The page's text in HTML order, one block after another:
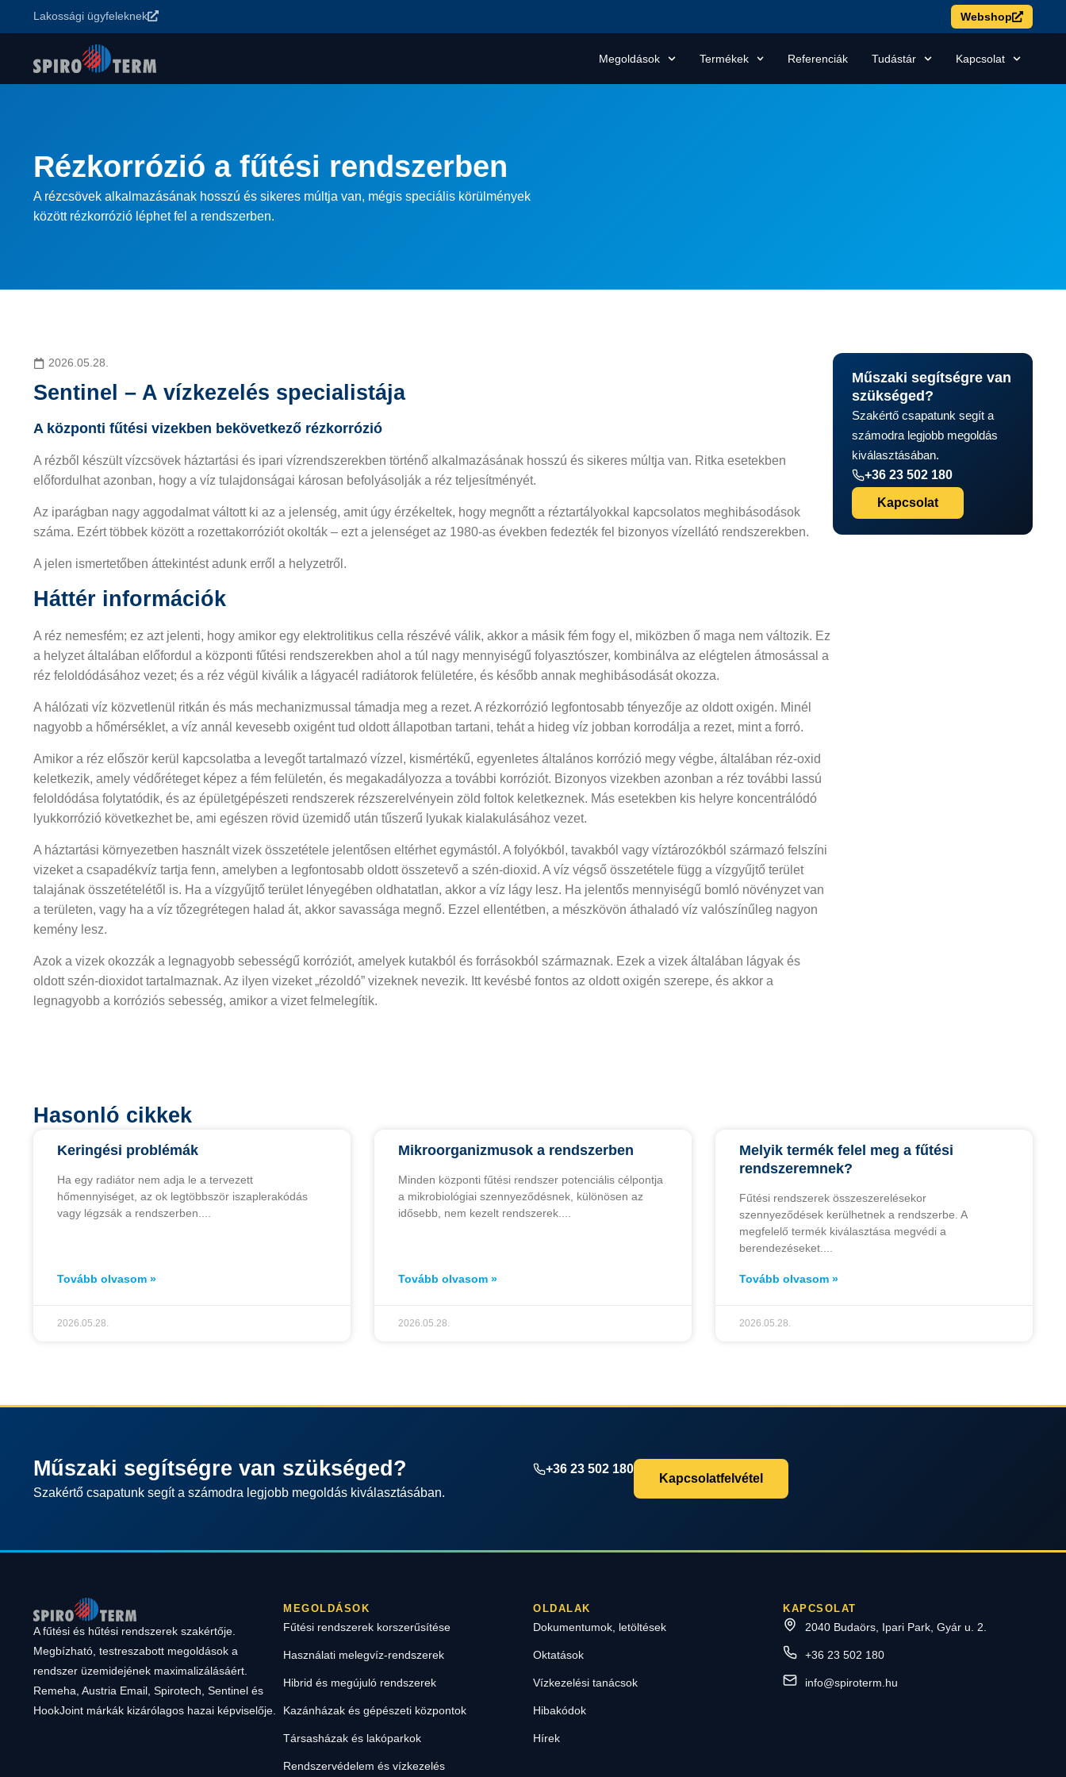
Lakossági ügyfeleknek Webshop
Megoldások Termékek Referenciák Tudástár Kapcsolat
Rézkorrózió a fűtési rendszerben
A rézcsövek alkalmazásának hosszú és sikeres múltja van, mégis speciális körülmények
között rézkorrózió léphet fel a rendszerben.
2026.05.28.
Sentinel – A vízkezelés specialistája
A központi fűtési vizekben bekövetkező rézkorrózió
A rézből készült vízcsövek háztartási és ipari vízrendszerekben történő alkalmazásának hosszú és sikeres múltja van. Ritka esetekben
előfordulhat azonban, hogy a víz tulajdonságai károsan befolyásolják a réz teljesítményét.
Az iparágban nagy aggodalmat váltott ki az a jelenség, amit úgy érzékeltek, hogy megnőtt a réztartályokkal kapcsolatos meghibásodások
száma. Ezért többek között a rozettakorróziót okolták – ezt a jelenséget az 1980-as években fedezték fel bizonyos vízellátó rendszerekben.
A jelen ismertetőben áttekintést adunk erről a helyzetről.
Háttér információk
A réz nemesfém; ez azt jelenti, hogy amikor egy elektrolitikus cella részévé válik, akkor a másik fém fogy el, miközben ő maga nem változik. Ez
a helyzet általában előfordul a központi fűtési rendszerekben ahol a túl nagy mennyiségű folyasztószer, kombinálva az elégtelen átmosással a
réz feloldódásához vezet; és a réz végül kiválik a lágyacél radiátorok felületére, és később annak meghibásodását okozza.
A hálózati víz közvetlenül ritkán és más mechanizmussal támadja meg a rezet. A rézkorrózió legfontosabb tényezője az oldott oxigén. Minél
nagyobb a hőmérséklet, a víz annál kevesebb oxigént tud oldott állapotban tartani, tehát a hideg víz jobban korrodálja a rezet, mint a forró.
Amikor a réz először kerül kapcsolatba a levegőt tartalmazó vízzel, kismértékű, egyenletes általános korrózió megy végbe, általában réz-oxid
keletkezik, amely védőréteget képez a fém felületén, és megakadályozza a további korróziót. Bizonyos vizekben azonban a réz további lassú
feloldódása folytatódik, és az épületgépészeti rendszerek rézszerelvényein zöld foltok keletkeznek. Más esetekben kis helyre koncentrálódó
lyukkorrózió következhet be, ami egészen rövid üzemidő után tűszerű lyukak kialakulásához vezet.
A háztartási környezetben használt vizek összetétele jelentősen eltérhet egymástól. A folyókból, tavakból vagy víztározókból származó felszíni
vizeket a csapadékvíz tartja fenn, amelyben a legfontosabb oldott összetevő a szén-dioxid. A víz végső összetétele függ a vízgyűjtő terület
talajának összetételétől is. Ha a vízgyűjtő terület lényegében oldhatatlan, akkor a víz lágy lesz. Ha jelentős mennyiségű bomló növényzet van
a területen, vagy ha a víz tőzegrétegen halad át, akkor savassága megnő. Ezzel ellentétben, a mészkövön áthaladó víz valószínűleg nagyon
kemény lesz.
Azok a vizek okozzák a legnagyobb sebességű korróziót, amelyek kutakból és forrásokból származnak. Ezek a vizek általában lágyak és
oldott szén-dioxidot tartalmaznak. Az ilyen vizeket „rézoldó” vizeknek nevezik. Itt kevésbé fontos az oldott oxigén szerepe, és akkor a
legnagyobb a korróziós sebesség, amikor a vizet felmelegítik.
Műszaki segítségre van
szükséged?
Szakértő csapatunk segít a
számodra legjobb megoldás
kiválasztásában.
+36 23 502 180
Kapcsolat
Hasonló cikkek
Keringési problémák
Ha egy radiátor nem adja le a tervezett
hőmennyiséget, az ok legtöbbször iszaplerakódás
vagy légzsák a rendszerben.
Tovább olvasom »
2026.05.28.
Mikroorganizmusok a rendszerben
Minden központi fűtési rendszer potenciális célpontja
a mikrobiológiai szennyeződésnek, különösen az
idősebb, nem kezelt rendszerek.
Tovább olvasom »
2026.05.28.
Melyik termék felel meg a fűtési
rendszeremnek?
Fűtési rendszerek összeszerelésekor
szennyeződések kerülhetnek a rendszerbe. A
megfelelő termék kiválasztása megvédi a
berendezéseket.
Tovább olvasom »
2026.05.28.
Műszaki segítségre van szükséged?
Szakértő csapatunk segít a számodra legjobb megoldás kiválasztásában.
+36 23 502 180
Kapcsolatfelvétel
A fűtési és hűtési rendszerek szakértője.
Megbízható, testreszabott megoldások a
rendszer üzemidejének maximalizálásáért.
Remeha, Austria Email, Spirotech, Sentinel és
HookJoint márkák kizárólagos hazai képviselője.
MEGOLDÁSOK
Fűtési rendszerek korszerűsítése
Használati melegvíz-rendszerek
Hibrid és megújuló rendszerek
Kazánházak és gépészeti központok
Társasházak és lakóparkok
Rendszervédelem és vízkezelés
OLDALAK
Dokumentumok, letöltések
Oktatások
Vízkezelési tanácsok
Hibakódok
Hírek
KAPCSOLAT
2040 Budaörs, Ipari Park, Gyár u. 2.
+36 23 502 180
info@spiroterm.hu